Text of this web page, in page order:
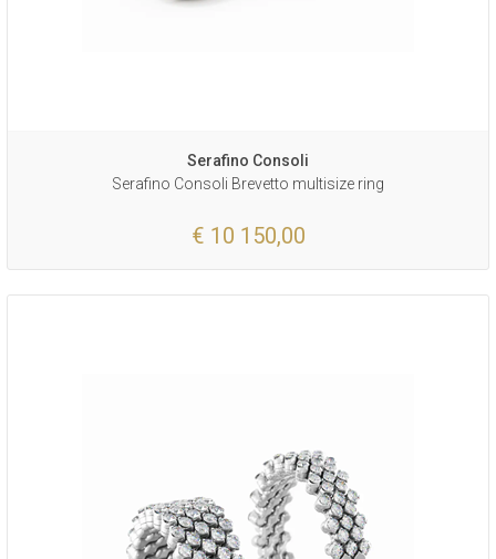
Serafino Consoli
Serafino Consoli Brevetto multisize ring
€ 10 150,00